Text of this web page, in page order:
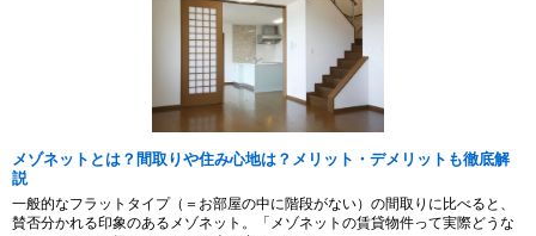
メゾネットとは？間取りや住み心地は？メリット・デメリットも徹底解
説
一般的なフラットタイプ（＝お部屋の中に階段がない）の間取りに比べると、
賛否分かれる印象のあるメゾネット。「メゾネットの賃貸物件って実際どうな